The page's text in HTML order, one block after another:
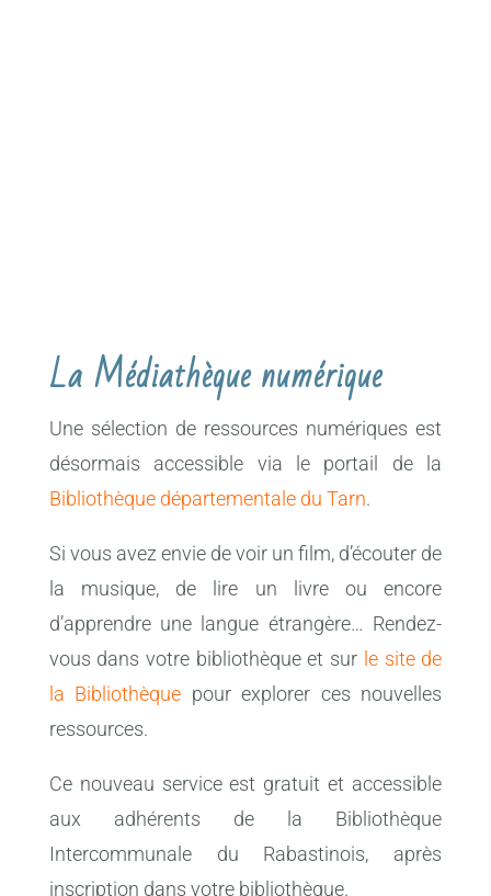
La Médiathèque numérique
Une sélection de ressources numériques est
désormais accessible via le portail de la
Bibliothèque départementale du Tarn.
Si vous avez envie de voir un film, d’écouter de
la musique, de lire un livre ou encore
d’apprendre une langue étrangère… Rendez-
vous dans votre bibliothèque et sur le site de
la Bibliothèque pour explorer ces nouvelles
ressources.
Ce nouveau service est gratuit et accessible
aux adhérents de la Bibliothèque
Intercommunale du Rabastinois, après
inscription dans votre bibliothèque.